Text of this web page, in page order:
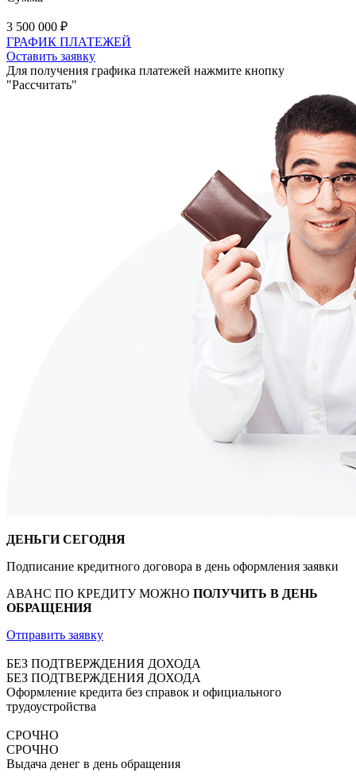
3 500 000 ₽
ГРАФИК ПЛАТЕЖЕЙ
Оставить заявку
Для получения графика платежей нажмите кнопку
"Рассчитать"
ДЕНЬГИ СЕГОДНЯ
Подписание кредитного договора в день оформления заявки
АВАНС ПО КРЕДИТУ МОЖНО ПОЛУЧИТЬ В ДЕНЬ
ОБРАЩЕНИЯ
Отправить заявку
БЕЗ ПОДТВЕРЖДЕНИЯ ДОХОДА
БЕЗ ПОДТВЕРЖДЕНИЯ ДОХОДА
Оформление кредита без справок и официального
трудоустройства
СРОЧНО
СРОЧНО
Выдача денег в день обращения